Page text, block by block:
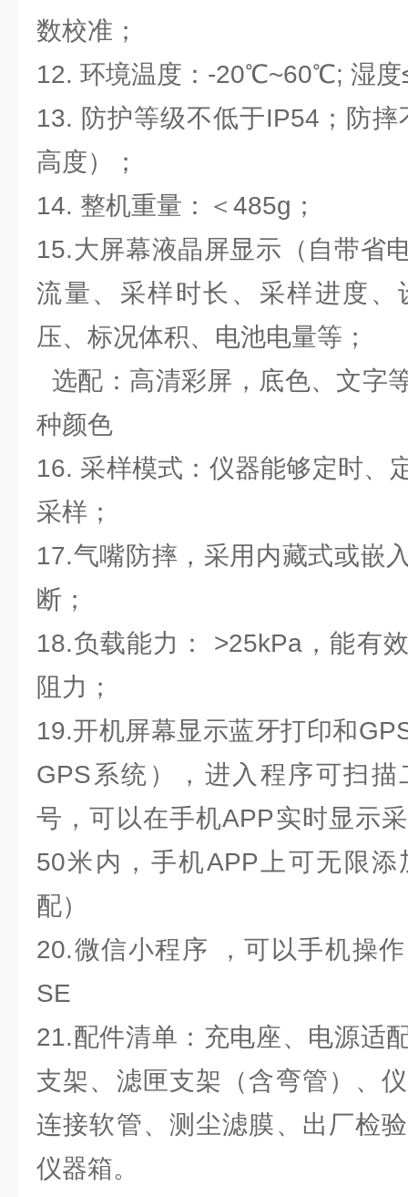
数校准；
12. 环境温度：-20℃~60℃; 湿度
13. 防护等级不低于IP54；防
高度）；
14. 整机重量：＜485g；
15.大屏幕液晶屏显示（自带省
流量、采样时长、采样进度、
压、标况体积、电池电量等；
选配：高清彩屏，底色、文字
种颜色
16. 采样模式：仪器能够定时、
采样；
17.气嘴防摔，采用内藏式或嵌
断；
18.负载能力： >25kPa，能有
阻力；
19.开机屏幕显示蓝牙打印和
GPS系统），进入程序可扫
号，可以在手机APP实时显示
50米内，手机APP上可无限
配）
20.微信小程序 ，可以手机操
SE
21.配件清单：充电座、电源适
支架、滤匣支架（含弯管）、
连接软管、测尘滤膜、出厂检
仪器箱。